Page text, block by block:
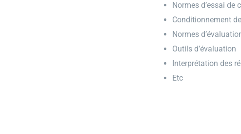
Normes d’essai de
Conditionnement
Normes
Outils d’évaluation
Interprétation des
Etc